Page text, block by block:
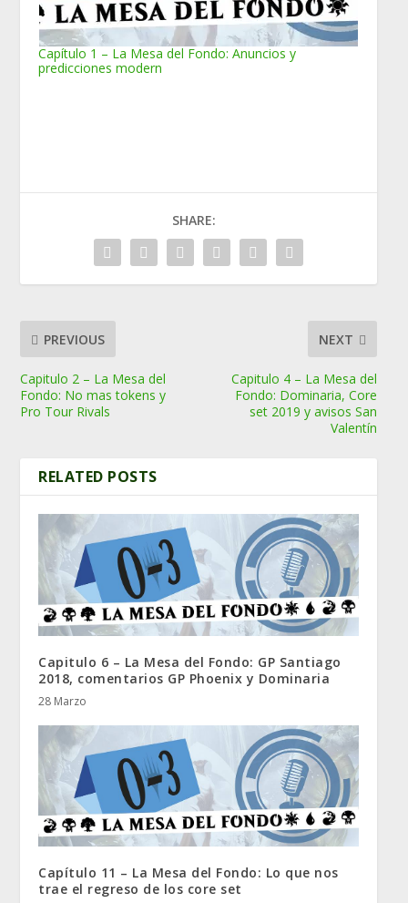
Capítulo 1 – La Mesa del Fondo: Anuncios y
predicciones modern
SHARE:
PREVIOUS
Capitulo 2 – La Mesa del
Fondo: No mas tokens y
Pro Tour Rivals
NEXT
Capitulo 4 – La Mesa del
Fondo: Dominaria, Core
set 2019 y avisos San
Valentín
RELATED POSTS
Capitulo 6 – La Mesa del Fondo: GP Santiago
2018, comentarios GP Phoenix y Dominaria
28 Marzo
Capítulo 11 – La Mesa del Fondo: Lo que nos
trae el regreso de los core set